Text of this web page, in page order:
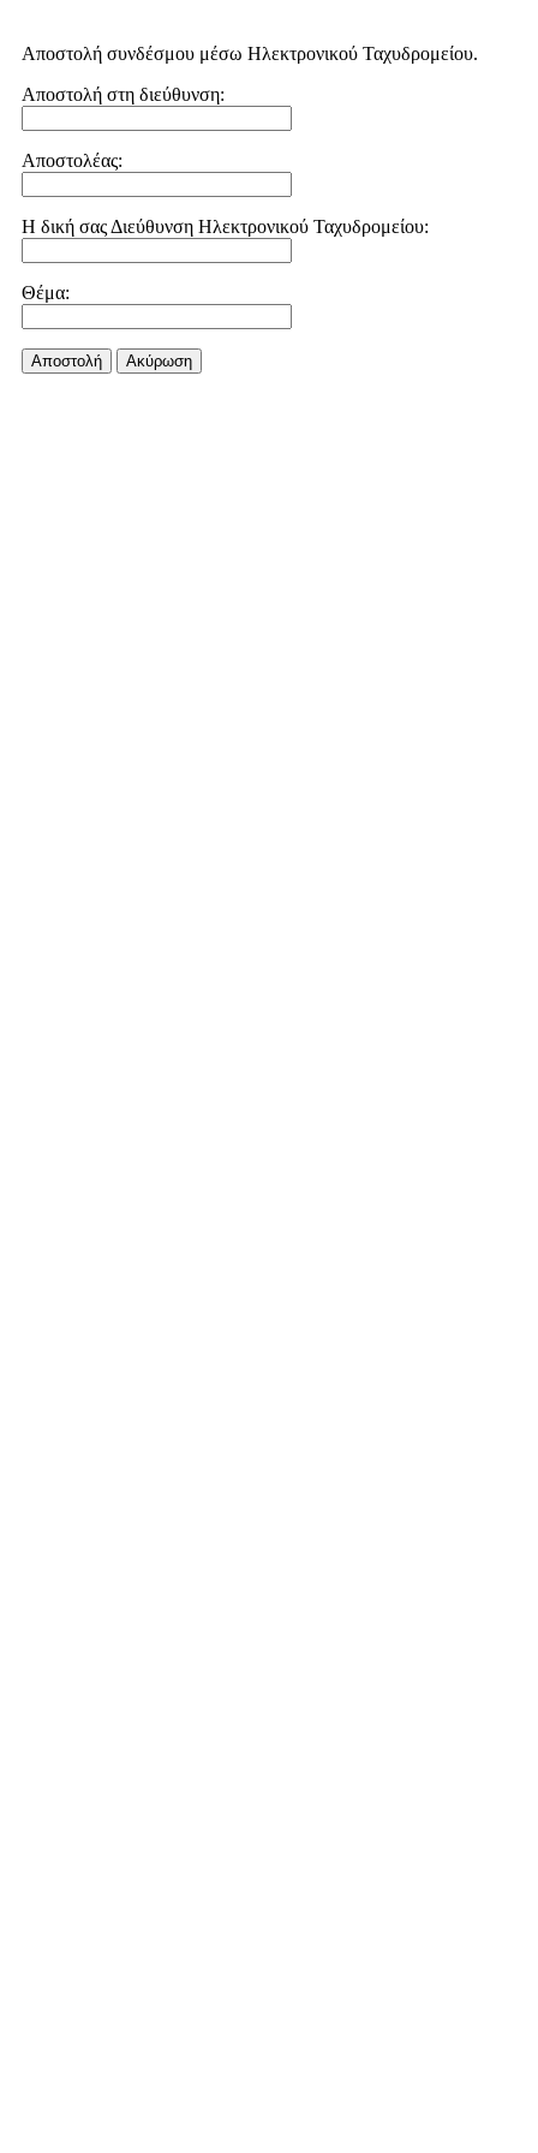
Αποστολή συνδέσμου μέσω Ηλεκτρονικού Ταχυδρομείου.
Αποστολή στη διεύθυνση:
Αποστολέας:
Η δική σας Διεύθυνση Ηλεκτρονικού Ταχυδρομείου:
Θέμα:
Αποστολή Aκύρωση